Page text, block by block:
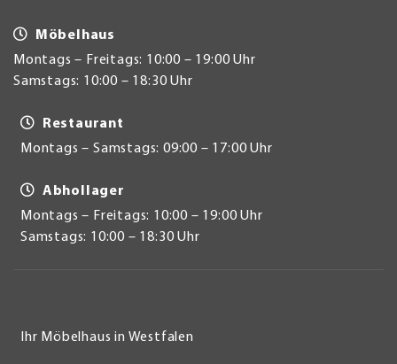
Möbelhaus
Montags – Freitags: 10:00 – 19:00 Uhr
Samstags: 10:00 – 18:30 Uhr
Restaurant
Montags – Samstags: 09:00 – 17:00 Uhr
Abhollager
Montags – Freitags: 10:00 – 19:00 Uhr
Samstags: 10:00 – 18:30 Uhr
Ihr Möbelhaus in Westfalen